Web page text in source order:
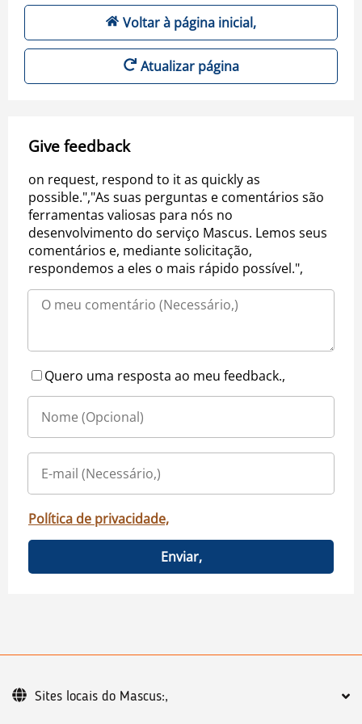
Voltar à página inicial,
Atualizar página
Give feedback
on request, respond to it as quickly as
possible.","As suas perguntas e comentários são
ferramentas valiosas para nós no
desenvolvimento do serviço Mascus. Lemos seus
comentários e, mediante solicitação,
respondemos a eles o mais rápido possível.",
Quero uma resposta ao meu feedback.,
Política de privacidade,
Enviar,
Sites locais do Mascus:,